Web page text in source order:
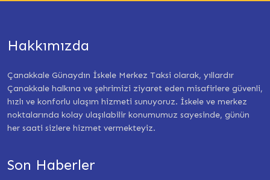
Hakkımızda
Çanakkale Günaydın İskele Merkez Taksi olarak, yıllardır
Çanakkale halkına ve şehrimizi ziyaret eden misafirlere güvenli,
hızlı ve konforlu ulaşım hizmeti sunuyoruz. İskele ve merkez
noktalarında kolay ulaşılabilir konumumuz sayesinde, günün
her saati sizlere hizmet vermekteyiz.
Son Haberler